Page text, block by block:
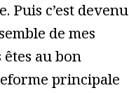
Puis c’est devenu
de mes
au bon
principale